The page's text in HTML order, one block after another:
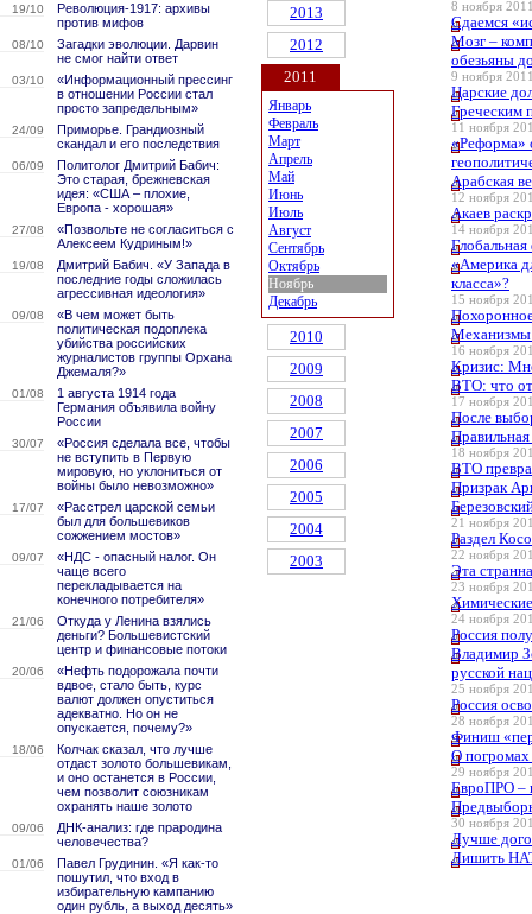
19/10
Революция-1917: архивы
против мифов
08/10
Загадки эволюции. Дарвин
не смог найти ответ
03/10
«Информационный прессинг
в отношении России стал
просто запредельным»
24/09
Приморье. Грандиозный
скандал и его последствия
06/09
Политолог Дмитрий Бабич:
Это старая, брежневская
идея: «США – плохие,
Европа - хорошая»
27/08
«Позвольте не согласиться с
Алексеем Кудриным!»
19/08
Дмитрий Бабич. «У Запада в
последние годы сложилась
агрессивная идеология»
09/08
«В чем может быть
политическая подоплека
убийства российских
журналистов группы Орхана
Джемаля?»
01/08
1 августа 1914 года
Германия объявила войну
России
30/07
«Россия сделала все, чтобы
не вступить в Первую
мировую, но уклониться от
войны было невозможно»
17/07
«Расстрел царской семьи
был для большевиков
сожжением мостов»
09/07
«НДС - опасный налог. Он
чаще всего
перекладывается на
конечного потребителя»
21/06
Откуда у Ленина взялись
деньги? Большевистский
центр и финансовые потоки
20/06
«Нефть подорожала почти
вдвое, стало быть, курс
валют должен опуститься
адекватно. Но он не
опускается, почему?»
18/06
Колчак сказал, что лучше
отдаст золото большевикам,
и оно останется в России,
чем позволит союзникам
охранять наше золото
09/06
ДНК-анализ: где прародина
человечества?
01/06
Павел Грудинин. «Я как-то
пошутил, что вход в
избирательную кампанию
один рубль, а выход десять»
2013
2012
2011
Январь
Февраль
Март
Апрель
Май
Июнь
Июль
Август
Сентябрь
Октябрь
Ноябрь
Декабрь
2010
2009
2008
2007
2006
2005
2004
2003
8 ноября
Сдаемся
Мозг –
обезьяны
9 ноября
Царские
Греческим
11 ноября
«Реформа»
Арабская
12 ноября
Акаев
14 ноября
«Америка
класса»?
15 ноября
16 ноября
Кризис:
ВТО: что
17 ноября
После
18 ноября
ВТО
Призрак
21 ноября
Раздел
22 ноября
Эта
23 ноября
24 ноября
Россия
Владимир
русской
25 ноября
Россия
28 ноября
Финиш
О погромах
29 ноября
ЕвроПРО –
30 ноября
Лучше
Лишить